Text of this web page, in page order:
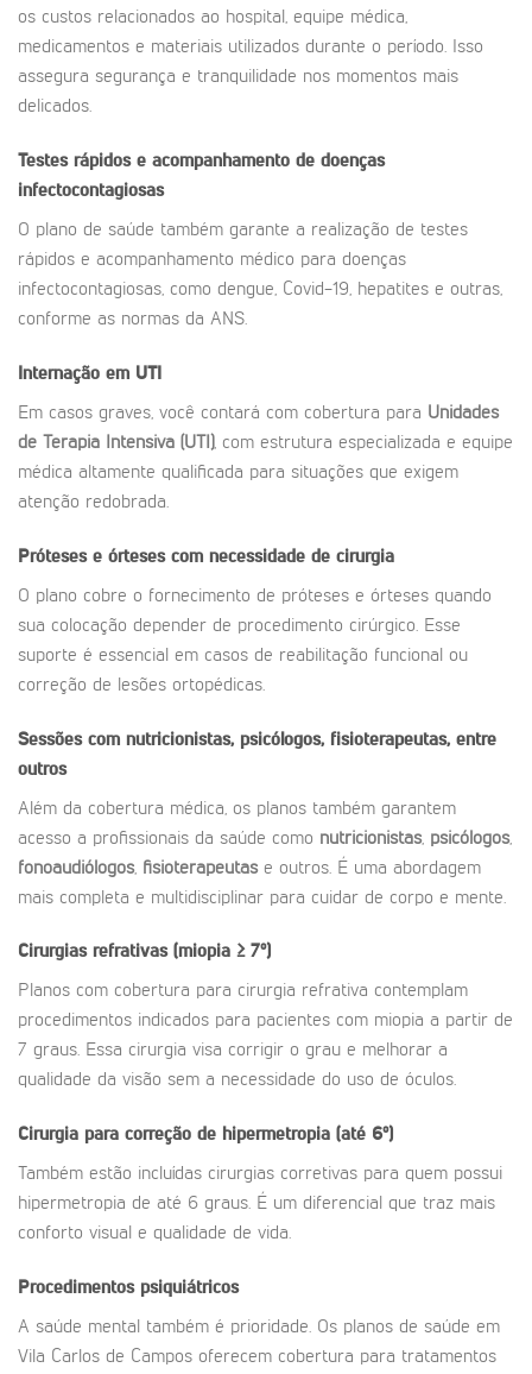
os custos relacionados ao hospital, equipe médica,
medicamentos e materiais utilizados durante o período. Isso
assegura segurança e tranquilidade nos momentos mais
delicados.
Testes rápidos e acompanhamento de doenças
infectocontagiosas
O plano de saúde também garante a realização de testes
rápidos e acompanhamento médico para doenças
infectocontagiosas, como dengue, Covid-19, hepatites e outras,
conforme as normas da ANS.
Internação em UTI
Em casos graves, você contará com cobertura para Unidades
de Terapia Intensiva (UTI), com estrutura especializada e equipe
médica altamente qualificada para situações que exigem
atenção redobrada.
Próteses e órteses com necessidade de cirurgia
O plano cobre o fornecimento de próteses e órteses quando
sua colocação depender de procedimento cirúrgico. Esse
suporte é essencial em casos de reabilitação funcional ou
correção de lesões ortopédicas.
Sessões com nutricionistas, psicólogos, fisioterapeutas, entre
outros
Além da cobertura médica, os planos também garantem
acesso a profissionais da saúde como nutricionistas, psicólogos,
fonoaudiólogos, fisioterapeutase outros. É uma abordagem
mais completa e multidisciplinar para cuidar de corpo e mente.
Cirurgias refrativas (miopia ≥ 7º)
Planos com cobertura para cirurgia refrativa contemplam
procedimentos indicados para pacientes com miopia a partir de
7 graus. Essa cirurgia visa corrigir o grau e melhorar a
qualidade da visão sem a necessidade do uso de óculos.
Cirurgia para correção de hipermetropia (até 6º)
Também estão incluídas cirurgias corretivas para quem possui
hipermetropia de até 6 graus. É um diferencial que traz mais
conforto visual e qualidade de vida.
Procedimentos psiquiátricos
A saúde mental também é prioridade. Os planos de saúde em
Vila Carlos de Campos oferecem cobertura para tratamentos